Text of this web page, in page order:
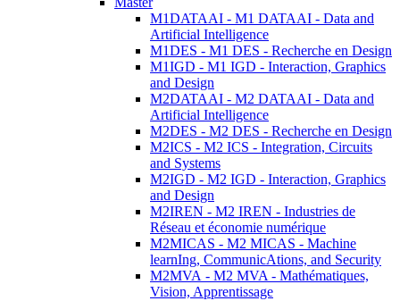
M1DATAAI - M1 DATAAI - Data and
Artificial Intelligence
M1DES - M1 DES - Recherche en Design
M1IGD - M1 IGD - Interaction, Graphics
and Design
M2DATAAI - M2 DATAAI - Data and
Artificial Intelligence
M2DES - M2 DES - Recherche en Design
M2ICS - M2 ICS - Integration, Circuits
and Systems
M2IGD - M2 IGD - Interaction, Graphics
and Design
M2IREN - M2 IREN - Industries de
Réseau et économie numérique
M2MICAS - M2 MICAS - Machine
learnIng, CommunicAtions, and Security
M2MVA - M2 MVA - Mathématiques,
Vision, Apprentissage